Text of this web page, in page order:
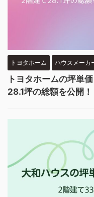
トヨタホーム ハウスメーカ
トヨタホームの坪単
28.1坪の総額を公開！